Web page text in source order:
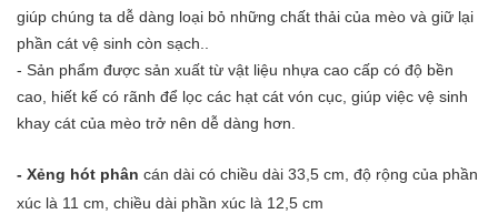
giúp chúng ta dễ dàng loại bỏ những chất thải của mèo và giữ lại
phần cát vệ sinh còn sạch..
- Sản phẩm được sản xuất từ vật liệu nhựa cao cấp có độ bền
cao, hiết kế có rãnh để lọc các hạt cát vón cục, giúp việc vệ sinh
khay cát của mèo trở nên dễ dàng hơn.
- Xẻng hót phân cán dài có chiều dài 33,5 cm, độ rộng của phần
xúc là 11 cm, chiều dài phần xúc là 12,5 cm